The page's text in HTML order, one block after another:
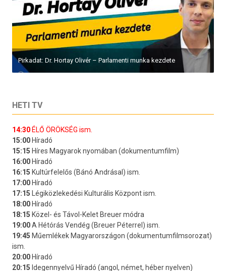
Pirkadat: Dr. Hortay Olivér – Parlamenti munka kezdete
HETI TV